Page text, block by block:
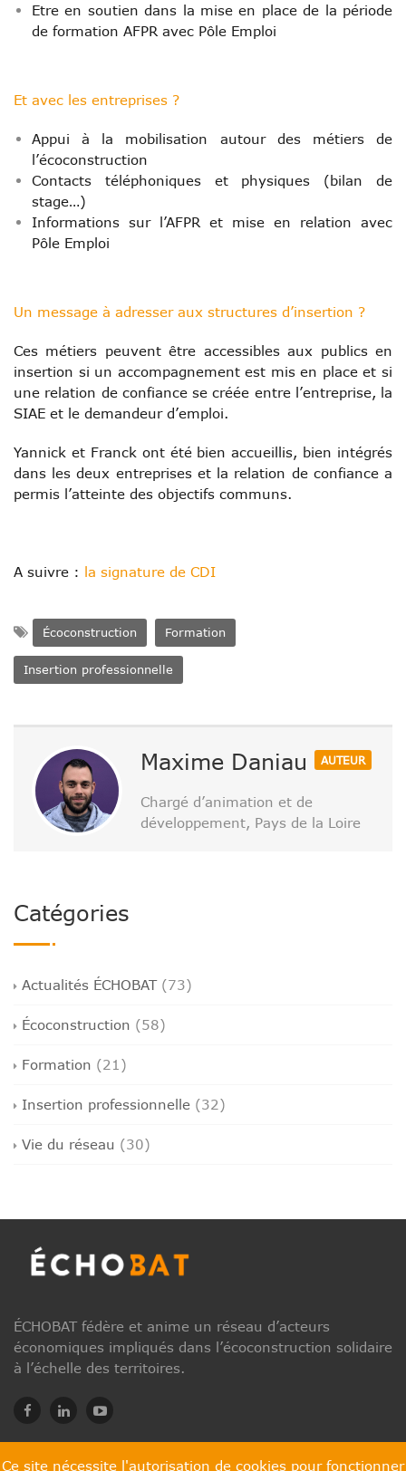
Ce site nécessite l'autorisation de cookies pour fonctionner
Etre en soutien dans la mise en place de la période
de formation AFPR avec Pôle Emploi
Et avec les entreprises ?
Appui à la mobilisation autour des métiers de
l’écoconstruction
Contacts téléphoniques et physiques (bilan de
stage…)
Informations sur l’AFPR et mise en relation avec
Pôle Emploi
Un message à adresser aux structures d’insertion ?
Ces métiers peuvent être accessibles aux publics en
insertion si un accompagnement est mis en place et si
une relation de confiance se créée entre l’entreprise, la
SIAE et le demandeur d’emploi.
Yannick et Franck ont été bien accueillis, bien intégrés
dans les deux entreprises et la relation de confiance a
permis l’atteinte des objectifs communs.
A suivre : la signature de CDI
Écoconstruction Formation
Insertion professionnelle
Maxime Daniau AUTEUR
Chargé d’animation et de
développement, Pays de la Loire
Catégories
Actualités ÉCHOBAT(73)
Écoconstruction (58)
Formation (21)
Insertion professionnelle (32)
Vie du réseau (30)
ÉCHOBAT fédère et anime un réseau d’acteurs
économiques impliqués dans l’écoconstruction solidaire
à l’échelle des territoires.